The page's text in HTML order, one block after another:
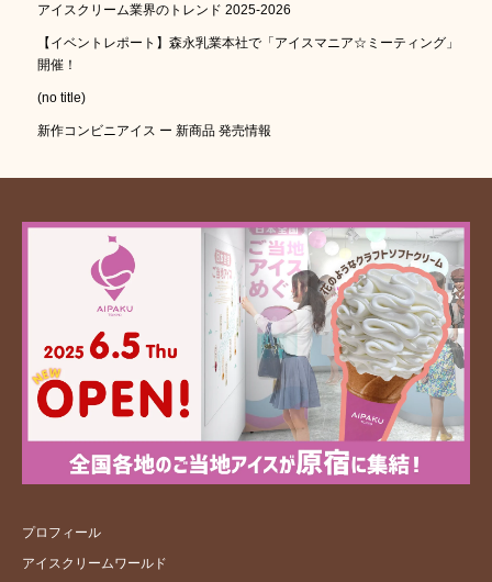
アイスクリーム業界のトレンド 2025-2026
【イベントレポート】森永乳業本社で「アイスマニア☆ミーティング」
開催！
(no title)
新作コンビニアイス ー 新商品 発売情報
プロフィール
アイスクリームワールド